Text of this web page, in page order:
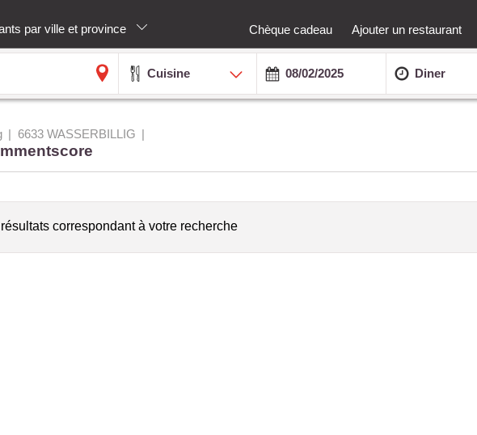
par ville et province Chèque cadeau Ajouter un restaurant
Cuisine Diner
6633 WASSERBILLIG
correspondant à votre recherche